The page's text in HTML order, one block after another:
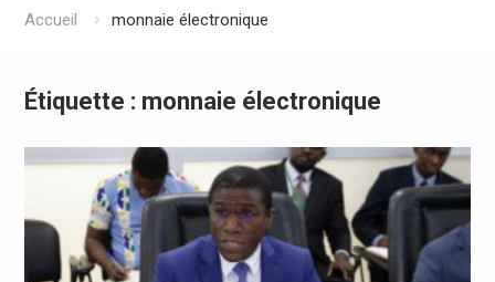
Accueil monnaie électronique
Étiquette : monnaie électronique